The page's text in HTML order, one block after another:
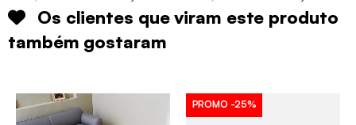
Os clientes que viram este produto
também gostaram
PROMO -25%